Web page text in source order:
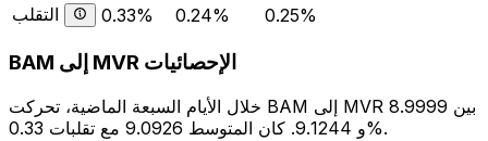
التقلب
0.33% 0.24% 0.25%
BAM إلى MVR الإحصائيات
خلال الأيام السبعة الماضية، تحركت BAM إلى MVR بين 8.9999
و 9.1244. كان المتوسط 9.0926 مع تقلبات 0.33%.